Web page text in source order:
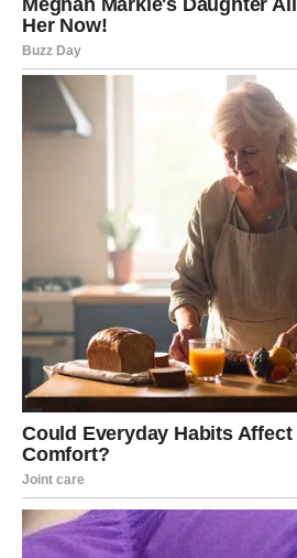
Lav u naredna tri dana oseća
Primećeni ste, ali i testirani.
Ljubav:Strast i flert su naglašeni.
može tražiti više prisutnosti.
Moguća pohvala ili nova
Razmišljate o većoj
Ponos je snaga, ali
DEVICA –
DONOSI MIR
Devica ulazi u dane kada se stvari
mesto.
Ljubav:Razgovor koji rešava
mogu primetiti da neko pokazuje